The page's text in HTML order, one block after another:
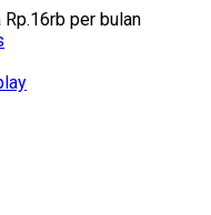
per bulan